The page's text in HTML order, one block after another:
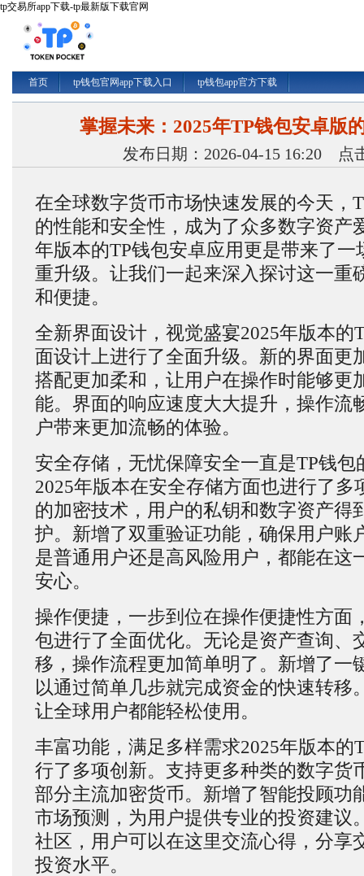
tp交易所app下载-tp最新版下载官网
首页 tp钱包官网app下载入口 tp钱包app官方下载
掌握未来：2025年TP钱包安卓版
发布日期：2026-04-15 16:20 点
在全球数字货币市场快速发展的今天，
的性能和安全性，成为了众多数字资产
年版本的TP钱包安卓应用更是带来了一
重升级。让我们一起来深入探讨这一重
和便捷。
全新界面设计，视觉盛宴2025年版本的
面设计上进行了全面升级。新的界面更
搭配更加柔和，让用户在操作时能够更
能。界面的响应速度大大提升，操作流
户带来更加流畅的体验。
安全存储，无忧保障安全一直是TP钱包
2025年版本在安全存储方面也进行了多
的加密技术，用户的私钥和数字资产得
护。新增了双重验证功能，确保用户账
是普通用户还是高风险用户，都能在这
安心。
操作便捷，一步到位在操作便捷性方面
包进行了全面优化。无论是资产查询、
移，操作流程更加简单明了。新增了一
以通过简单几步就完成资金的快速转移
让全球用户都能轻松使用。
丰富功能，满足多样需求2025年版本的
行了多项创新。支持更多种类的数字货
部分主流加密货币。新增了智能投顾功
市场预测，为用户提供专业的投资建议
社区，用户可以在这里交流心得，分享
投资水平。